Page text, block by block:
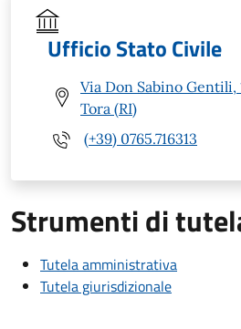
Ufficio Stato Civile
Via Don Sabino Gentili,
Tora (RI)
(+39) 0765.716313
Strumenti di
Tutela amministrativa
Tutela giurisdizionale